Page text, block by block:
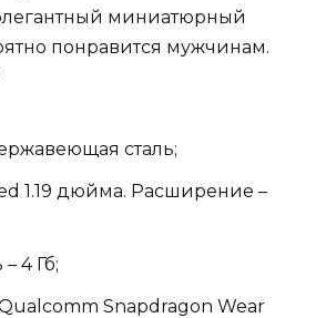
миниатюрный
понравится мужчинам.
сталь;
1.19 дюйма. Расширение –
4 Гб;
Snapdragon Wear